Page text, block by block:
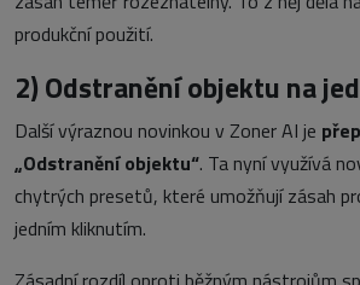
produkční použití.
2)Odstranění objektu na
Další výraznou novinkou v Zoner AI je
„Odstranění objektu“. Ta nyní využívá
chytrých presetů, které umožňují zásah
jedním kliknutím.